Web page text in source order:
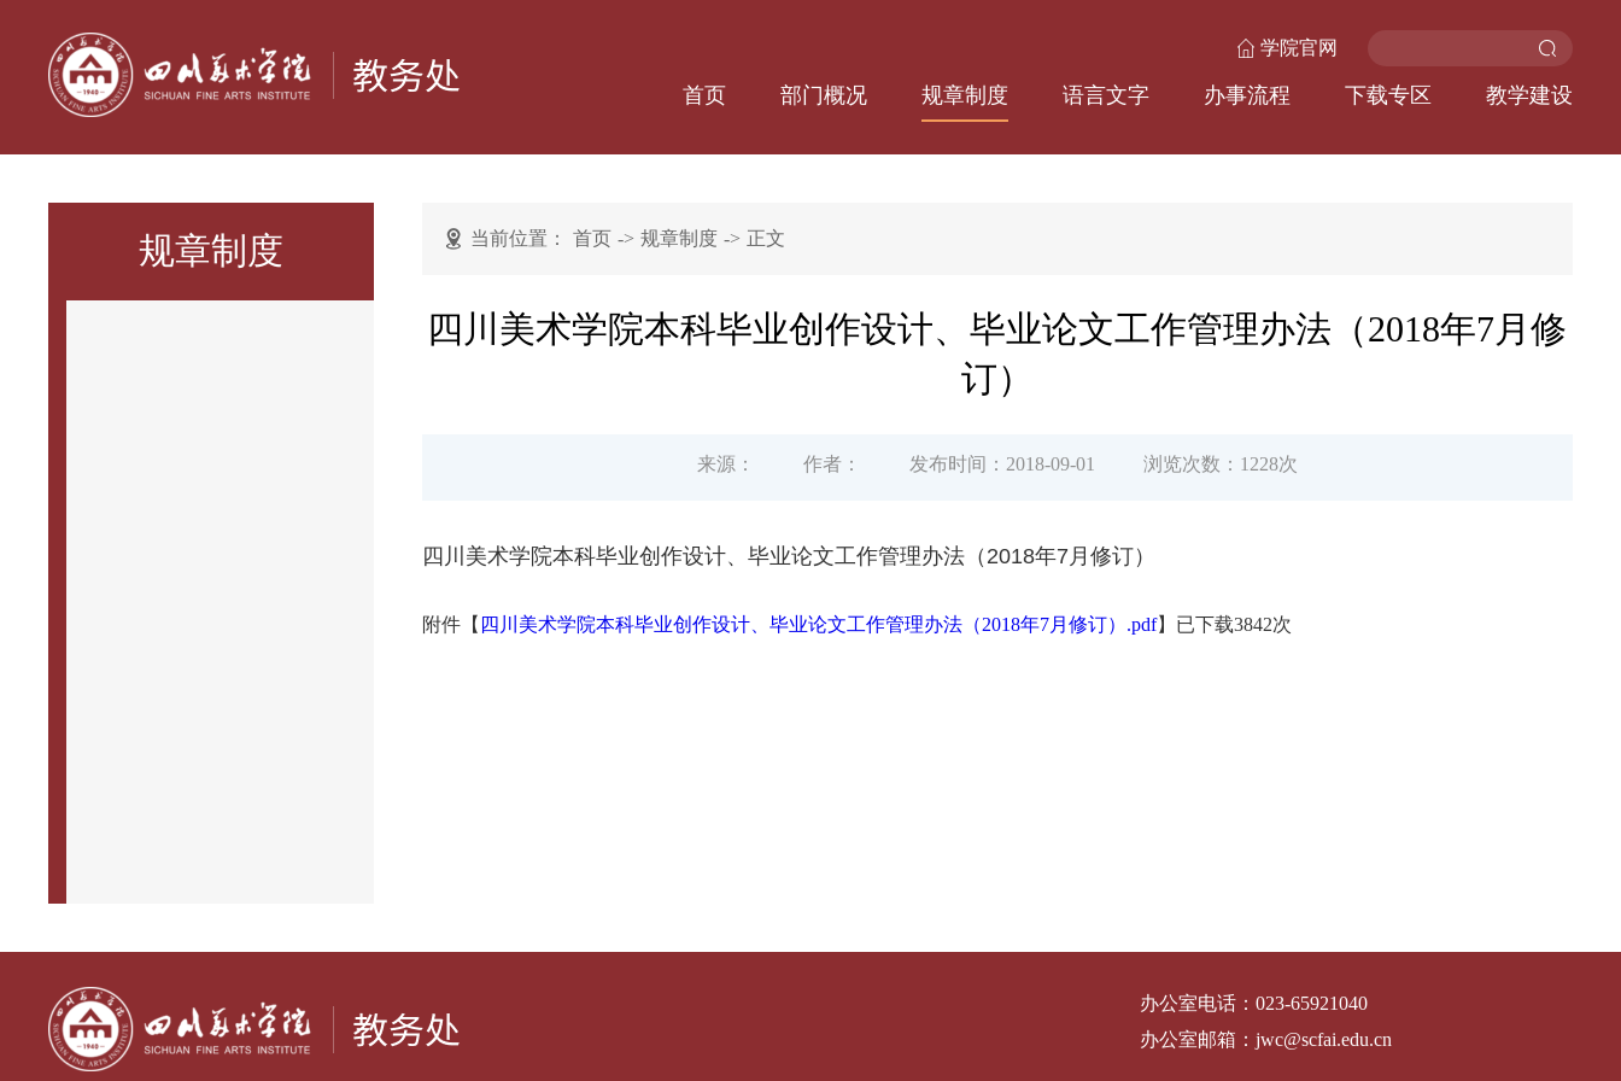
学院官网
首页 部门概况 规章制度 语言文字 办事流程 下载专区 教学建设
规章制度 当前位置： 首页 -> 规章制度 -> 正文
四川美术学院本科毕业创作设计、毕业论文工作管理办法（2018年7月修
订）
来源： 作者： 发布时间：2018-09-01 浏览次数： 1228次
四川美术学院本科毕业创作设计、毕业论文工作管理办法（2018年7月修订）
附件【 四川美术学院本科毕业创作设计、毕业论文工作管理办法（2018年7月修订）.pdf】已下载3842次
办公室电话： 023-65921040
办公室邮箱： jwc@scfai.edu.cn